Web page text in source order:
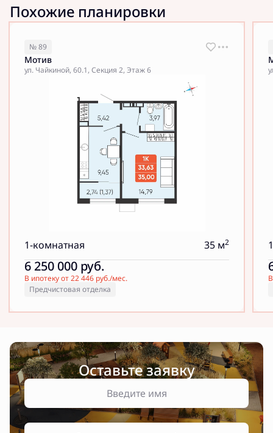
Похожие планировки
№ 89
Мотив
ул. Чайкиной, 60.1, Секция 2, Этаж 6
1-комнатная 35 м2
6 250 000руб.
В ипотеку от 22 446 руб./мес.
Предчистовая отделка
Оставьте заявку